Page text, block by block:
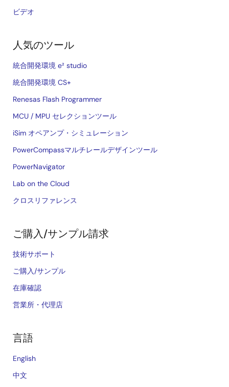
ビデオ
人気のツール
統合開発環境 e² studio
統合開発環境 CS+
Renesas Flash Programmer
MCU / MPU セレクションツール
iSim オペアンプ・シミュレーション
PowerCompassマルチレールデザインツール
PowerNavigator
Lab on the Cloud
クロスリファレンス
ご購入/サンプル請求
技術サポート
ご購入/サンプル
在庫確認
営業所・代理店
言語
English
中文